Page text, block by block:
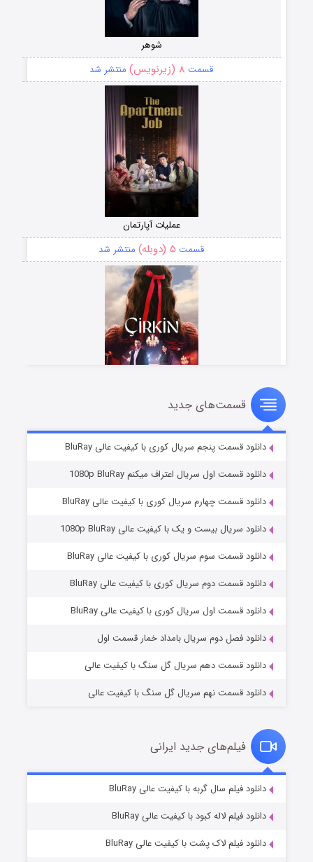
شوهر
قسمت ۸ (زیرنویس) منتشر شد
عملیات آپارتمان
قسمت ۵ (دوبله) منتشر شد
سریال زشت
قسمت۲ (زیرنویس) منتشر شد
مردگان متحرک: شهر مرده ۳
قسمت۲ (زیرنویس) منتشر شد
قسمت۷ (زیرنویس) منتشر شد
قسمت‌های جدید
دانلود قسمت پنجم سریال کوری با کیفیت عالی BluRay
دانلود قسمت اول سریال اعتراف میکنم 1080p BluRay
دانلود قسمت چهارم سریال کوری با کیفیت عالی BluRay
دانلود سریال بیست و یک با کیفیت عالی 1080p BluRay
دانلود قسمت سوم سریال کوری با کیفیت عالی BluRay
دانلود قسمت دوم سریال کوری با کیفیت عالی BluRay
دانلود قسمت اول سریال کوری با کیفیت عالی BluRay
دانلود فصل دوم سریال بامداد خمار قسمت اول
دانلود قسمت دهم سریال گل سنگ با کیفیت عالی
دانلود قسمت نهم سریال گل سنگ با کیفیت عالی
فیلم‌های جدید ایرانی
دانلود فیلم سال گربه با کیفیت عالی BluRay
دانلود فیلم لاله کبود با کیفیت عالی BluRay
دانلود فیلم لاک پشت با کیفیت عالی BluRay